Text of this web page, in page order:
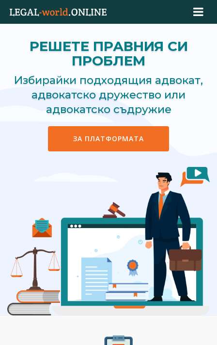
РЕШЕТЕ ПРАВНИЯ СИ
ПРОБЛЕМ
Избирайки подходящия адвокат,
адвокатско дружество или
адвокатско съдружие
ЗА ПЛАТФОРМАТА